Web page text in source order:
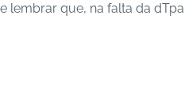
que, na falta da